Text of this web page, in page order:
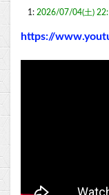
1: 2026/07/04(土)
https://